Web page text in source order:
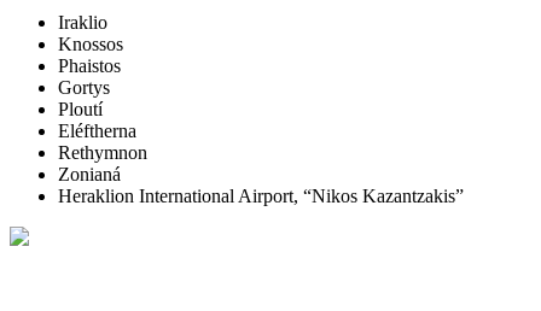
Iraklio
Knossos
Phaistos
Gortys
Ploutí
Eléftherna
Rethymnon
Zonianá
Heraklion International Airport, “Nikos Kazantzakis”